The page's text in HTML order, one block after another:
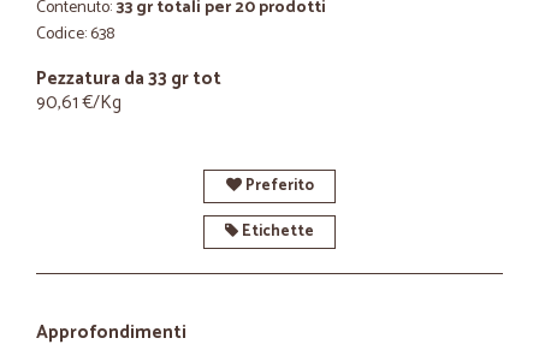
Contenuto:33 gr totali per 20 prodotti
Codice: 638
Pezzatura da 33 gr tot
90,61 €/Kg
Preferito
Etichette
Approfondimenti